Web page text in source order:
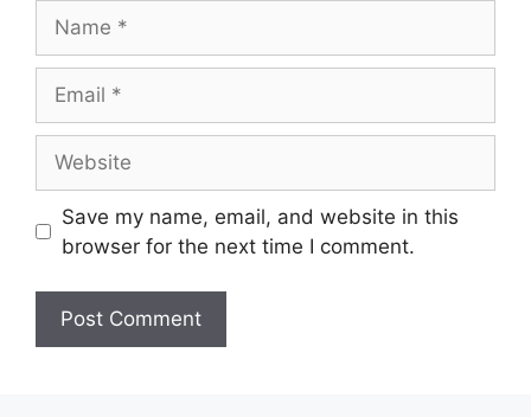
Save my name, email, and website in this
browser for the next time I comment.